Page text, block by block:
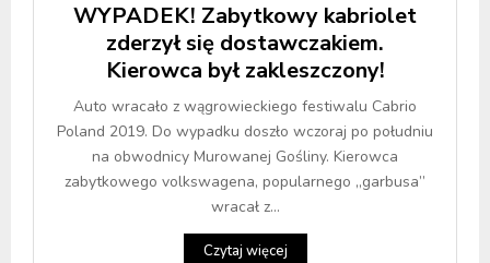
WYPADEK! Zabytkowy kabriolet
zderzył się dostawczakiem.
Kierowca był zakleszczony!
Auto wracało z wągrowieckiego festiwalu Cabrio
Poland 2019. Do wypadku doszło wczoraj po południu
na obwodnicy Murowanej Gośliny. Kierowca
zabytkowego volkswagena, popularnego „garbusa”
wracał z...
Czytaj więcej